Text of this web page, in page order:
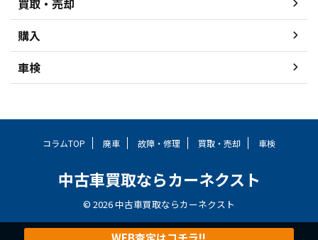
買取・売却
購入
車検
コラムTOP 廃車 故障・修理 買取・売却 車検
中古車買取ならカーネクスト
© 2026 中古車買取ならカーネクスト